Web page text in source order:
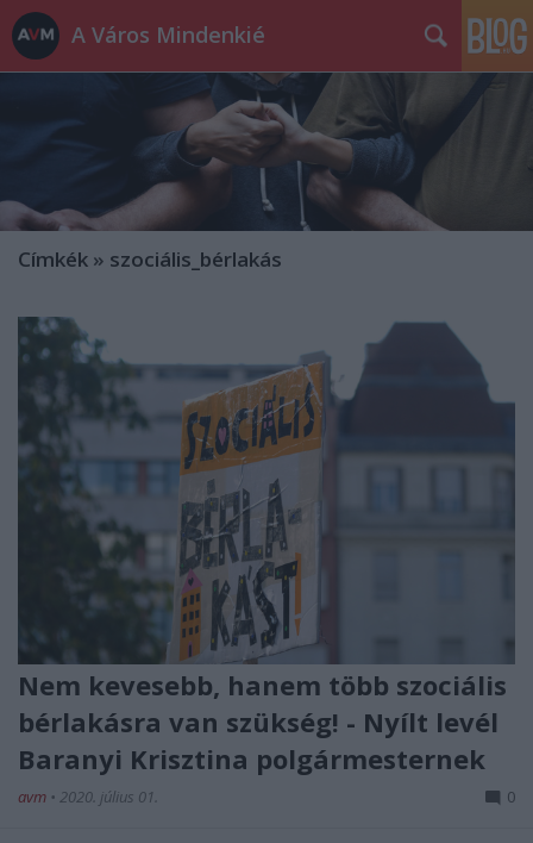
A Város Mindenkié
Címkék » szociális_bérlakás
Nem kevesebb, hanem több szociális
bérlakásra van szükség! - Nyílt levél
Baranyi Krisztina polgármesternek
avm • 2020. július 01. 0